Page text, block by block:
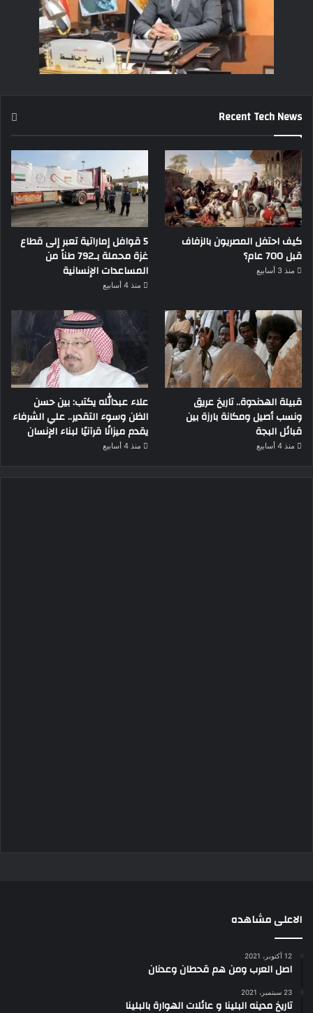
Recent Tech News
كيف احتفل المصريون بالزفاف
قبل 700 عام؟
منذ 3 أسابيع
5 قوافل إماراتية تعبر إلى قطاع
غزة محملة بـ792 طناً من
المساعدات الإنسانية
منذ 4 أسابيع
قبيلة الهدندوة.. تاريخ عريق
ونسب أصيل ومكانة بارزة بين
قبائل البجة
منذ 4 أسابيع
علاء عبدالله يكتب: بين حسن
الظن وسوء التقدير.. علي الشرفاء
يقدم ميزانًا قرآنيًا لبناء الإنسان
منذ 4 أسابيع
الاعلى مشاهده
12 أكتوبر، 2021
اصل العرب ومن هم قحطان وعدنان
23 سبتمبر، 2021
تاريخ مدينه البلينا و عائلات الهوارة بالبلينا